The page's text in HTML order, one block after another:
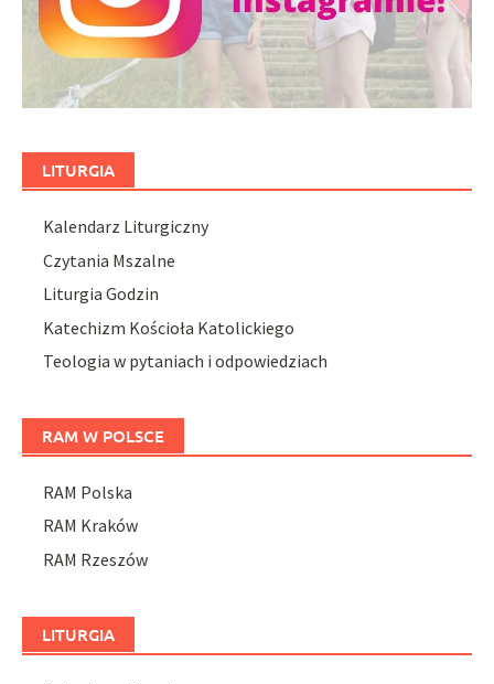
LITURGIA
Kalendarz Liturgiczny
Czytania Mszalne
Liturgia Godzin
Katechizm Kościoła Katolickiego
Teologia w pytaniach i odpowiedziach
RAM W POLSCE
RAM Polska
RAM Kraków
RAM Rzeszów
LITURGIA